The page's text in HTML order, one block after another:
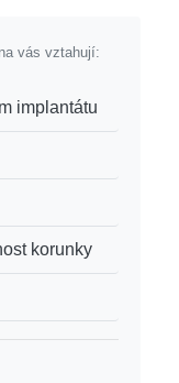
vás vztahují:
implantátu
korunky